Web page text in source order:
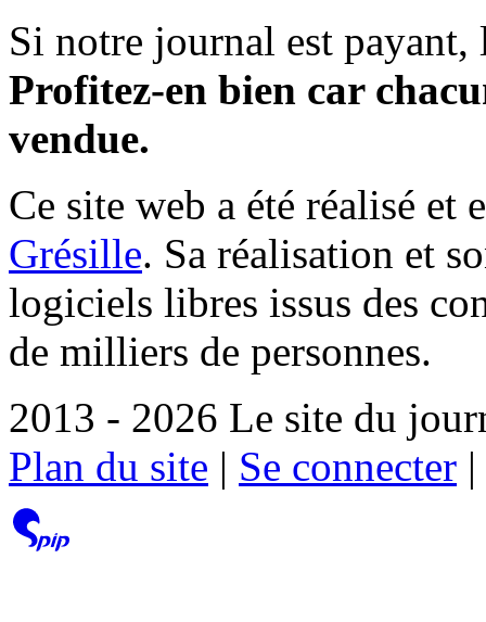
Si notre journal est payant,
Profitez-en bien car
vendue.
Ce site web a été réalisé et
Grésille. Sa réalisation et
logiciels libres issus des
de milliers de personnes.
2013 - 2026 Le site du
Plan du site | Se connecter |